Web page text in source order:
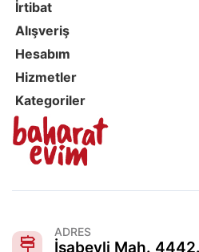
İrtibat
Alışveriş
Hesabım
Hizmetler
Kategoriler
ADRES
İsabeyli Mah.